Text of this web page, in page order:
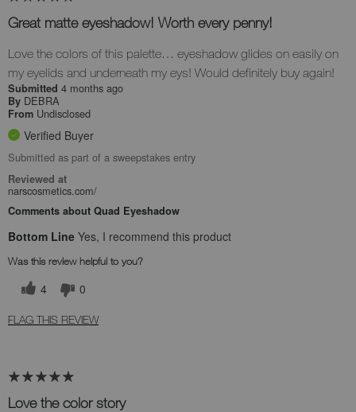
Great matte eyeshadow! Worth every penny!
Love the colors of this palette… eyeshadow glides on easily on
my eyelids and underneath my eys! Would definitely buy again!
Submitted 4 months ago
By DEBRA
From Undisclosed
Verified Buyer
Submitted as part of a sweepstakes entry
Reviewed at
narscosmetics.com/
Comments about Quad Eyeshadow
Bottom Line Yes, I recommend this product
Was this review helpful to you?
4 0
FLAG THIS REVIEW
Love the color story